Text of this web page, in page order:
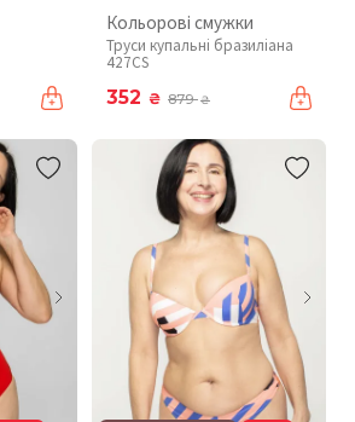
Кольорові смужки
Труси купальні бразиліана
427CS
352 ₴ 879₴